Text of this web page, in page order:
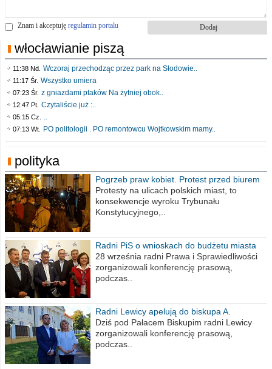
Znam i akceptuję regulamin portalu
włocławianie piszą
11:38 Nd. Wczoraj przechodząc przez park na Słodowie..
11:17 Śr. Wszystko umiera
07:23 Śr. z gniazdami ptaków Na żytniej obok..
12:47 Pt. Czytaliście już :..
05:15 Cz. ..
07:13 Wt. PO politologii . PO remontowcu Wojtkowskim mamy..
polityka
Pogrzeb praw kobiet. Protest przed biurem
poselskim PiS
Protesty na ulicach polskich miast, to
konsekwencje wyroku Trybunału
Konstytucyjnego,..
Radni PiS o wnioskach do budżetu miasta
na 2021 rok
28 września radni Prawa i Sprawiedliwości
zorganizowali konferencję prasową,
podczas..
Radni Lewicy apelują do biskupa A.
Wiesława Meringa
Dziś pod Pałacem Biskupim radni Lewicy
zorganizowali konferencję prasową,
podczas..